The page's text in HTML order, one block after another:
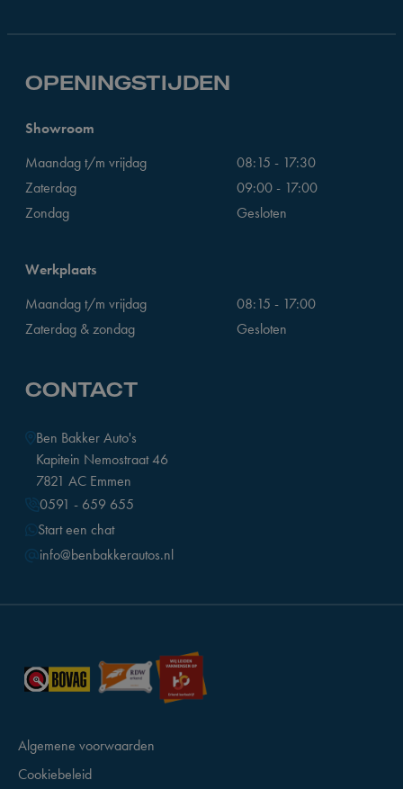
OPENINGSTIJDEN
Showroom
Maandag t/m vrijdag
08:15 - 17:30
Zaterdag
09:00 - 17:00
Zondag
Gesloten
Werkplaats
Maandag t/m vrijdag
08:15 - 17:00
Zaterdag & zondag
Gesloten
CONTACT
Ben Bakker Auto's
Kapitein Nemostraat 46
7821 AC Emmen
0591 - 659 655
Start een chat
info@benbakkerautos.nl
Algemene voorwaarden
Cookiebeleid